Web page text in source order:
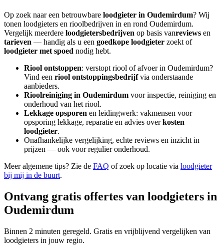
Op zoek naar een betrouwbare loodgieter in Oudemirdum? Wij
tonen loodgieters en rioolbedrijven in en rond Oudemirdum.
Vergelijk meerdere loodgietersbedrijven op basis vanreviews en
tarieven — handig als u een goedkope loodgieter zoekt of
loodgieter met spoed nodig hebt.
Riool ontstoppen: verstopt riool of afvoer in Oudemirdum?
Vind een riool ontstoppingsbedrijfvia onderstaande
aanbieders.
Rioolreiniging in Oudemirdum voor inspectie, reiniging en
onderhoud van het riool.
Lekkage opsporen en leidingwerk: vakmensen voor
opsporing lekkage, reparatie en advies overkosten
loodgieter.
Onafhankelijke vergelijking, echte reviews en inzicht in
prijzen — ook voor regulier onderhoud.
Meer algemene tips? Zie de FAQ of zoek op locatie via loodgieter
bij mij in de buurt.
Ontvang gratis offertes van loodgieters in
Oudemirdum
Binnen 2 minuten geregeld. Gratis en vrijblijvend vergelijken van
loodgieters in jouw regio.